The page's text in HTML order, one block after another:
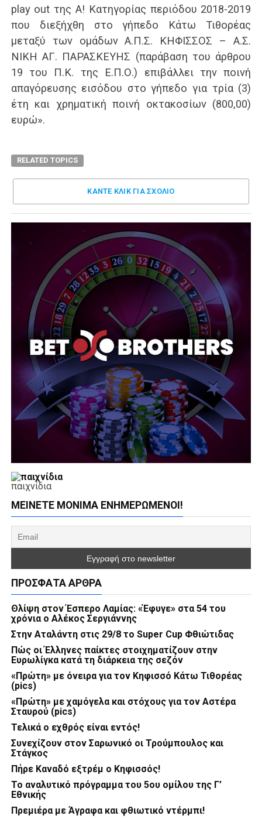
play out της Α! Κατηγορίας περιόδου 2018-2019
που διεξήχθη στο γήπεδο Κάτω Τιθορέας
μεταξύ των ομάδων Α.Π.Σ. ΚΗΦΙΣΣΟΣ – Α.Σ.
ΝΙΚΗ ΑΓ. ΠΑΡΑΣΚΕΥΗΣ (παράβαση του άρθρου
19 του Π.Κ. της Ε.Π.Ο.) επιβάλλει την ποινή
απαγόρευσης εισόδου στο γήπεδο για τρία (3)
έτη και χρηματική ποινή οκτακοσίων (800,00)
ευρώ».
RELATED TOPICS
ΚΑΝΤΕ ΚΛΊΚ ΓΙΑ ΣΧΌΛΙΟ
παιχνίδια
ΜΕΊΝΕΤΕ ΜΌΝΙΜΑ ΕΝΗΜΕΡΏΜΕΝΟΙ!
ΠΡΌΣΦΑΤΑ ΆΡΘΡΑ
Θλίψη στον Έσπερο Λαμίας: «Έφυγε» στα 54 του
χρόνια ο Αλέκος Σεργιάννης
Στην Αταλάντη στις 29/8 το Super Cup Φθιώτιδας
Πώς οι Έλληνες παίκτες στοιχηματίζουν στην
Ευρωλίγκα κατά τη διάρκεια της σεζόν
«Πρώτη» με όνειρα για τον Κηφισσό Κάτω Τιθορέας
(pics)
«Πρώτη» με χαμόγελα και στόχους για τον Αστέρα
Σταυρού (pics)
Τελικά ο εχθρός είναι εντός!
Συνεχίζουν στον Σαρωνικό οι Τρούμπουλος και
Στάγκος
Πήρε Καναδό εξτρέμ ο Κηφισσός!
Το αναλυτικό πρόγραμμα του 5ου ομίλου της Γ’
Εθνικής
Πρεμιέρα με Άγραφα και φθιωτικό ντέρμπι!